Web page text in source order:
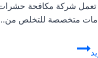
تعمل شركة مكافحة
متخصصة للتخلص
شركة